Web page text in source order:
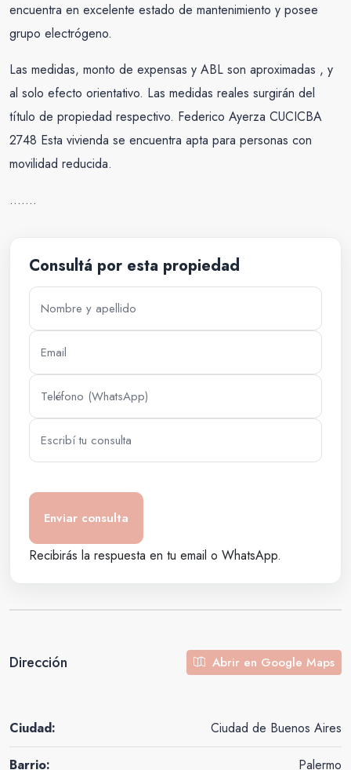
encuentra en excelente estado de mantenimiento y posee
grupo electrógeno.
Las medidas, monto de expensas y ABL son aproximadas , y
al solo efecto orientativo. Las medidas reales surgirán del
título de propiedad respectivo. Federico Ayerza CUCICBA
2748 Esta vivienda se encuentra apta para personas con
movilidad reducida.
…….
Consultá por esta propiedad
Recibirás la respuesta en tu email o WhatsApp.
Dirección Abrir en Google Maps
Ciudad: Ciudad de Buenos Aires
Barrio: Palermo